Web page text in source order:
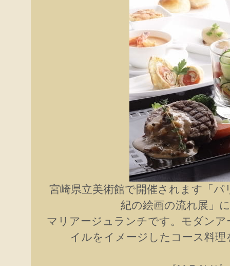
宮崎県立美術館で開催されます「
紀の絵画の流れ展」
マリアージュランチです。モダン
イルをイメージしたコース料